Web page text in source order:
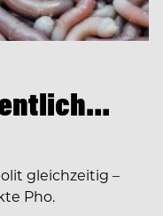
gleichzeitig –
Pho.